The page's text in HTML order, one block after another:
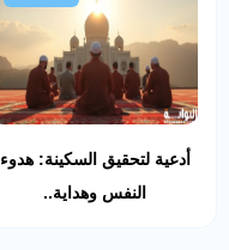
أدعية لتحقيق السكينة: هدوء
النفس وهداية..